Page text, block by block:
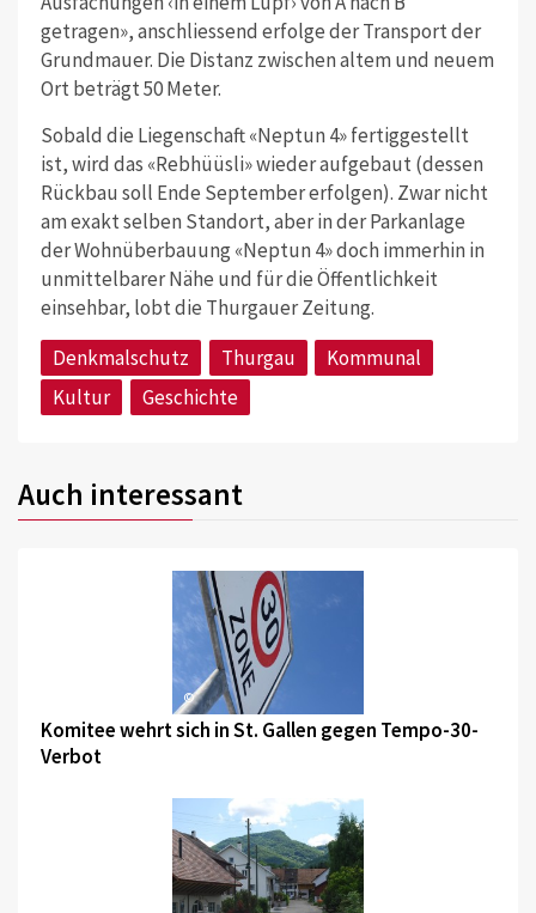
getragen», anschliessend erfolge der Transport der
Grundmauer. Die Distanz zwischen altem und neuem
Ort beträgt 50 Meter.
Sobald die Liegenschaft «Neptun 4» fertiggestellt
ist, wird das «Rebhüüsli» wieder aufgebaut (dessen
Rückbau soll Ende September erfolgen). Zwar nicht
am exakt selben Standort, aber in der Parkanlage
der Wohnüberbauung «Neptun 4» doch immerhin in
unmittelbarer Nähe und für die Öffentlichkeit
einsehbar, lobt die Thurgauer Zeitung.
Denkmalschutz
Thurgau
Kommunal
Kultur
Geschichte
Auch interessant
©
Komitee wehrt sich in St. Gallen gegen Tempo-30-
Verbot